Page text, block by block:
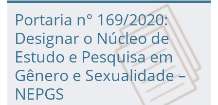
Fim da navegação
Início do conteúdo
Portaria n° 169/2020:
Designar o Núcleo de
Estudo e Pesquisa em
Gênero e Sexualidade –
NEPGS